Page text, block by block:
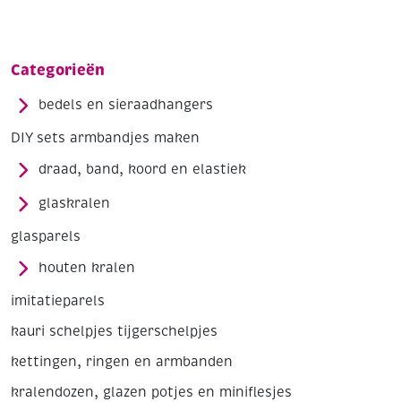
Categorieën
bedels en sieraadhangers
DIY sets armbandjes maken
draad, band, koord en elastiek
glaskralen
glasparels
houten kralen
imitatieparels
kauri schelpjes tijgerschelpjes
kettingen, ringen en armbanden
kralendozen, glazen potjes en miniflesjes